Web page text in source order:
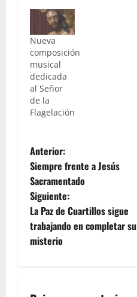
Nueva
composición
musical
dedicada
al Señor
de la
Flagelación
N
a
v
e
Anterior:
Siempre frente a Jesús
Sacramentado
Siguiente:
La Paz de Cuartillos sigue
trabajando en completar su
misterio